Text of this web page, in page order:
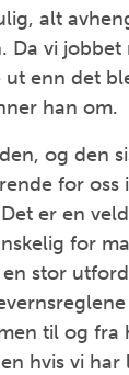
alt
Da vi
ut enn det
han om.
og den
for oss i
er en
for
stor
til og fra
hvis vi har